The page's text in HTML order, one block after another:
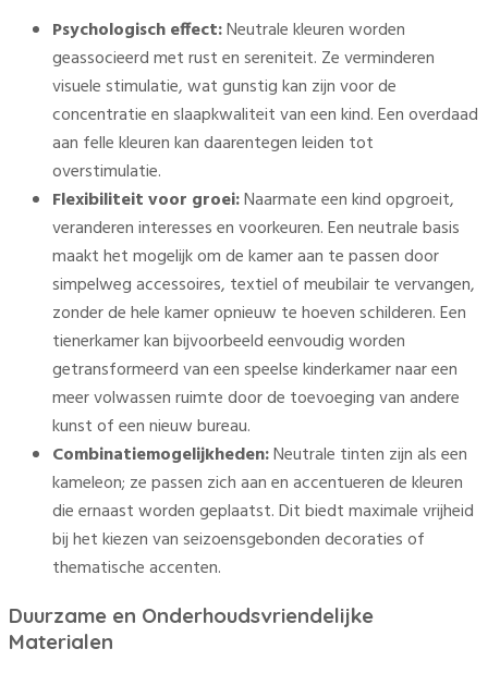
Psychologisch effect:Neutrale kleuren worden
geassocieerd met rust en sereniteit. Ze verminderen
visuele stimulatie, wat gunstig kan zijn voor de
concentratie en slaapkwaliteit van een kind. Een overdaad
aan felle kleuren kan daarentegen leiden tot
overstimulatie.
Flexibiliteit voor groei:Naarmate een kind opgroeit,
veranderen interesses en voorkeuren. Een neutrale basis
maakt het mogelijk om de kamer aan te passen door
simpelweg accessoires, textiel of meubilair te vervangen,
zonder de hele kamer opnieuw te hoeven schilderen. Een
tienerkamer kan bijvoorbeeld eenvoudig worden
getransformeerd van een speelse kinderkamer naar een
meer volwassen ruimte door de toevoeging van andere
kunst of een nieuw bureau.
Combinatiemogelijkheden:Neutrale tinten zijn als een
kameleon; ze passen zich aan en accentueren de kleuren
die ernaast worden geplaatst. Dit biedt maximale vrijheid
bij het kiezen van seizoensgebonden decoraties of
thematische accenten.
Duurzame en Onderhoudsvriendelijke
Materialen